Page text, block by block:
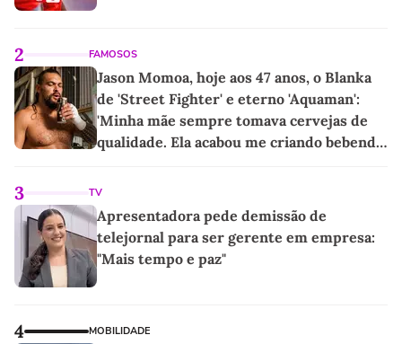
2 FAMOSOS
Jason Momoa, hoje aos 47 anos, o Blanka
de 'Street Fighter' e eterno 'Aquaman':
'Minha mãe sempre tomava cervejas de
qualidade. Ela acabou me criando bebendo
3 TV
Apresentadora pede demissão de
telejornal para ser gerente em empresa:
"Mais tempo e paz"
4 MOBILIDADE